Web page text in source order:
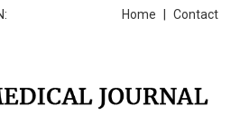
Contact
Home